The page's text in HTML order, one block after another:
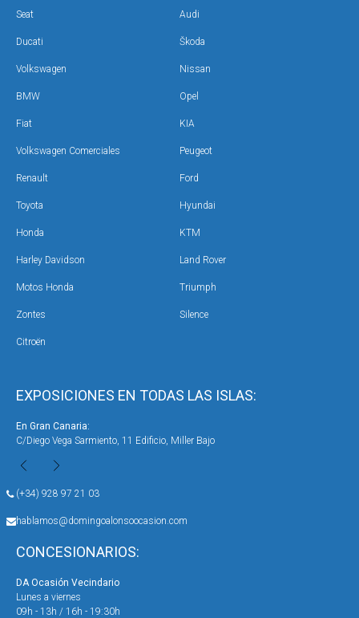
EXPOSICIONES EN TODAS LAS ISLAS:
En Gran Canaria:
C/Diego Vega Sarmiento, 11 Edificio, Miller Bajo
(+34) 928 97 21 03
hablamos@domingoalonsoocasion.com
CONCESIONARIOS:
DA Ocasión Vecindario
Lunes a viernes
09h - 13h / 16h - 19:30h
Seat Audi
Ducati Škoda
Volkswagen Nissan
BMW Opel
Fiat KIA
Volkswagen Comerciales Peugeot
Renault Ford
Toyota Hyundai
Honda KTM
Harley Davidson Land Rover
Motos Honda Triumph
Zontes Silence
Citroën